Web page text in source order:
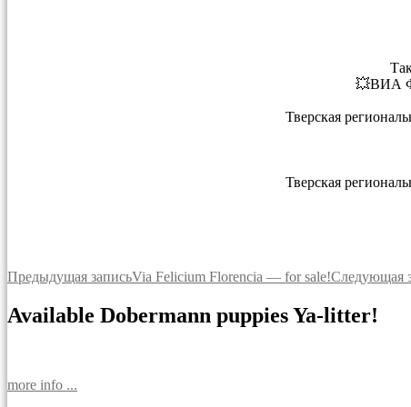
💥ВИА
Тверская
Тверская
Навигация
по
записям
Предыдущая записьVia Felicium Florencia — for sale!Следующая
Available Dobermann puppies Ya-litter!
more info ...